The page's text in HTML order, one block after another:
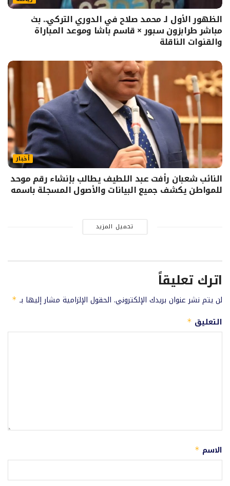
الظهور الأول لـ محمد صلاح في الدوري التركي.. بث
مباشر طرابزون سبور × قاسم باشا وموعد المباراة
والقنوات الناقلة
أخبار
النائب شعبان رأفت عبد اللطيف يطالب بإنشاء رقم موحد
للمواطن يكشف جميع البيانات والأصول المسجلة باسمه
تحميل المزيد
اترك تعليقاً
لن يتم نشر عنوان بريدك الإلكتروني. الحقول الإلزامية مشار إليها بـ *
التعليق *
الاسم *